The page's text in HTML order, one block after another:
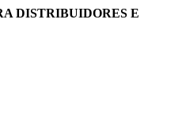
DISTRIBUIDORES E